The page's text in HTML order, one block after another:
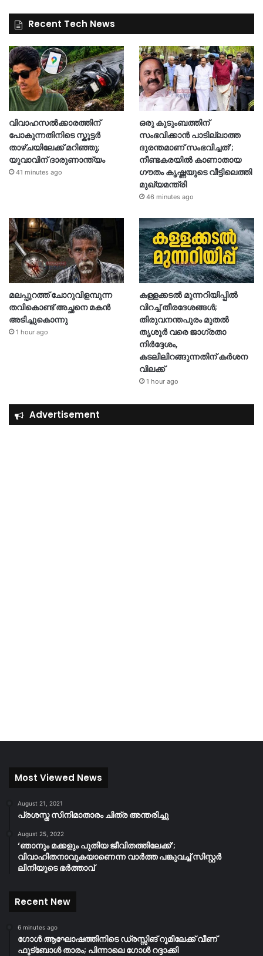
Recent Tech News
വിവാഹസൽക്കാരത്തിന്
പോകുന്നതിനിടെ സ്കൂട്ടർ
താഴ്ചയിലേക്ക് മറിഞ്ഞു;
യുവാവിന് ദാരുണാന്ത്യം
41 minutes ago
ഒരു കുടുംബത്തിന്
സംഭവിക്കാൻ പാടില്ലാത്ത
ദുരന്തമാണ് സംഭവിച്ചത്’;
നീണ്ടകരയില്‍ കാണാതായ
ഗൗതം കൃഷ്ണയുടെ വീട്ടിലെത്തി
മുഖ്യമന്ത്രി
46 minutes ago
മലപ്പുറത്ത് ചോറുവിളമ്പുന്ന
തവികൊണ്ട് അച്ഛനെ മകൻ
അടിച്ചുകൊന്നു
1 hour ago
കള്ളക്കടൽ മുന്നറിയിപ്പിൽ
വിറച്ച് തീരദേശങ്ങൾ;
തിരുവനന്തപുരം മുതൽ
തൃശൂർ വരെ ജാഗ്രതാ
നിർദ്ദേശം,
കടലിലിറങ്ങുന്നതിന് കര്‍ശന
വിലക്ക്
1 hour ago
Advertisement
Most Viewed News
August 21, 2021
പ്രശസ്ത സിനിമാതാരം ചിത്ര അന്തരിച്ചു
August 25, 2022
‘ഞാനും മക്കളും പുതിയ ജീവിതത്തിലേക്ക്’;
വിവാഹിതനാവുകയാണെന്ന വാർത്ത പങ്കുവച്ച് സിസ്റ്റർ
ലിനിയുടെ ഭർത്താവ്
Recent New
6 minutes ago
ഗോൾ ആഘോഷത്തിനിടെ ഡ്രസ്സിങ് റൂമിലേക്ക് വീണ്
ഫുട്ബോൾ താരം; പിന്നാലെ ഗോൾ റദ്ദാക്കി